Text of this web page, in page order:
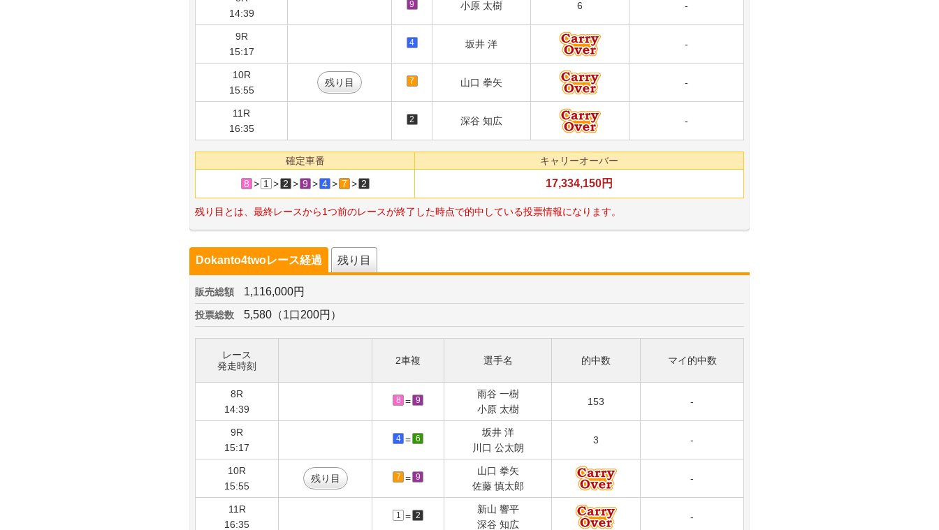
14:39
9 小原 太樹 6 -
9R
15:17
4 坂井 洋 -
10R
15:55
残り目 7 山口 拳矢 -
11R
16:35
2 深谷 知広 -
確定車番 キャリーオーバー
8 > 1 > 2 > 9 > 4 > 7 > 2 17,334,150円
残り目とは、最終レースから1つ前のレースが終了した時点で的中している投票情報になります。
Dokanto4twoレース経過 残り目
販売総額 1,116,000円
投票総数 5,580（1口200円）
レース
発走時刻
2車複 選手名 的中数 マイ的中数
8R
14:39
8 = 9
雨谷 一樹
小原 太樹
153 -
9R
15:17
4 = 6
坂井 洋
川口 公太朗
3 -
10R
15:55
残り目 7 = 9
山口 拳矢
佐藤 慎太郎
-
11R
16:35
1 = 2
新山 響平
深谷 知広
-